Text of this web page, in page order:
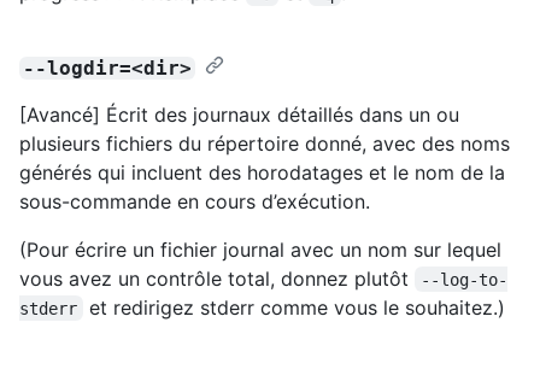
--logdir=<dir>
[Avancé] Écrit des journaux détaillés dans un ou
plusieurs fichiers du répertoire donné, avec des noms
générés qui incluent des horodatages et le nom de la
sous-commande en cours d’exécution.
(Pour écrire un fichier journal avec un nom sur lequel
vous avez un contrôle total, donnez plutôt
--log-to-
stderr
et redirigez stderr comme vous le souhaitez.)